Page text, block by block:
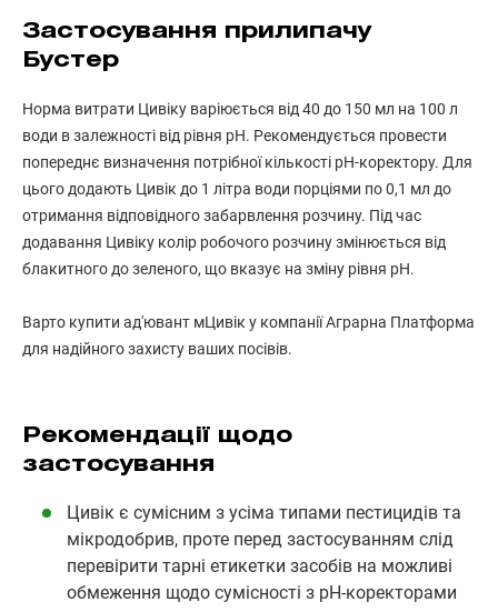
Застосування прилипачу
Бустер
Норма витрати Цивіку варіюється від 40 до 150 мл на 100 л
води в залежності від рівня pH. Рекомендується провести
попереднє визначення потрібної кількості pH-коректору. Для
цього додають Цивік до 1 літра води порціями по 0,1 мл до
отримання відповідного забарвлення розчину. Під час
додавання Цивіку колір робочого розчину змінюється від
блакитного до зеленого, що вказує на зміну рівня pH.
Варто купити ад'ювант мЦивік у компанії Аграрна Платформа
для надійного захисту ваших посівів.
Рекомендації щодо
застосування
Цивік є сумісним з усіма типами пестицидів та
мікродобрив, проте перед застосуванням слід
перевірити тарні етикетки засобів на можливі
обмеження щодо сумісності з pH-коректорами